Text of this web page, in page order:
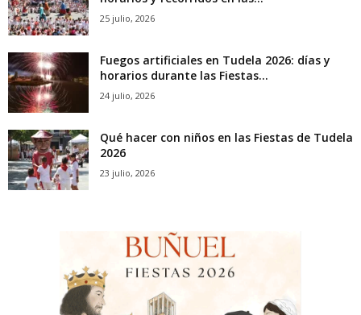
25 julio, 2026
Fuegos artificiales en Tudela 2026: días y
horarios durante las Fiestas...
24 julio, 2026
Qué hacer con niños en las Fiestas de Tudela
2026
23 julio, 2026